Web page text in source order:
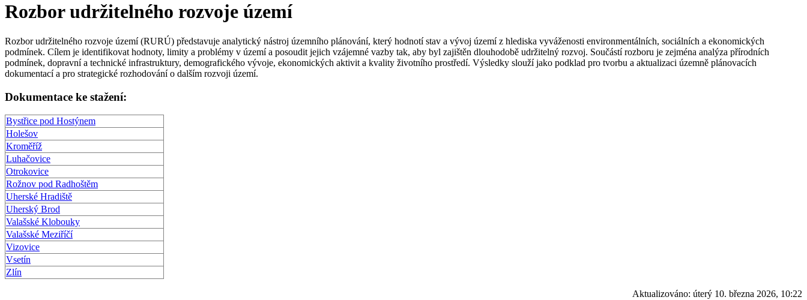
Rozbor udržitelného rozvoje území
Rozbor udržitelného rozvoje území (RURÚ) představuje analytický nástroj územního plánování, který hodnotí stav a vývoj území z hlediska vyváženosti environmentálních, sociálních a ekonomických
podmínek. Cílem je identifikovat hodnoty, limity a problémy v území a posoudit jejich vzájemné vazby tak, aby byl zajištěn dlouhodobě udržitelný rozvoj. Součástí rozboru je zejména analýza přírodních
podmínek, dopravní a technické infrastruktury, demografického vývoje, ekonomických aktivit a kvality životního prostředí. Výsledky slouží jako podklad pro tvorbu a aktualizaci územně plánovacích
dokumentací a pro strategické rozhodování o dalším rozvoji území.
Dokumentace ke stažení:
Bystřice pod Hostýnem
Holešov
Kroměříž
Luhačovice
Otrokovice
Rožnov pod Radhoštěm
Uherské Hradiště
Uherský Brod
Valašské Klobouky
Valašské Meziříčí
Vizovice
Vsetín
Zlín
Aktualizováno: úterý 10. března 2026, 10:22